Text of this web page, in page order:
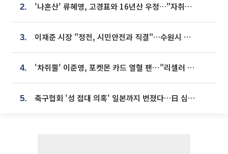
2. '나혼산' 류혜영, 고경표와 16년산 우정…"자취방서 부모님과 마주쳐"
3. 이재준 시장 "정전, 시민안전과 직결"…수원시 비상대응체계 가동
4. '차쥐뿔' 이준영, 포켓몬 카드 열혈 팬⋯"리셀러 처단할 것"
5. 축구협회 '성 접대 의혹' 일본까지 번졌다…日 심판 실명 공개